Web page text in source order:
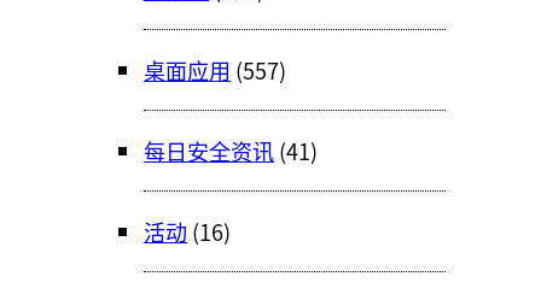
桌面应用 (557)
每日安全资讯(41)
活动 (16)